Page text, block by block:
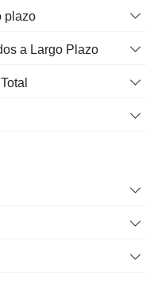
plazo
a Largo Plazo